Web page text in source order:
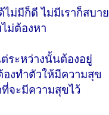
ม่มีก็ดี ไม่มีเราก็สบาย
ม่ต้องหา
ระหว่างนั้นต้องอยู่
องทำตัวให้มีความสุข
จะมีความสุขไว้